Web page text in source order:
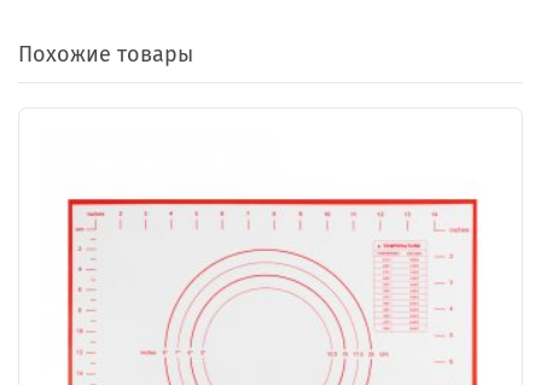
Похожие товары